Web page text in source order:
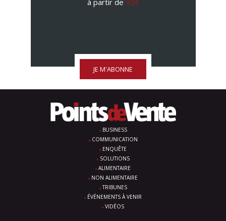
à partir de 95€
JE M'ABONNE
BUSINESS
COMMUNICATION
ENQUÊTE
SOLUTIONS
ALIMENTAIRE
NON ALIMENTAIRE
TRIBUNES
ÉVÉNEMENTS À VENIR
VIDÉOS